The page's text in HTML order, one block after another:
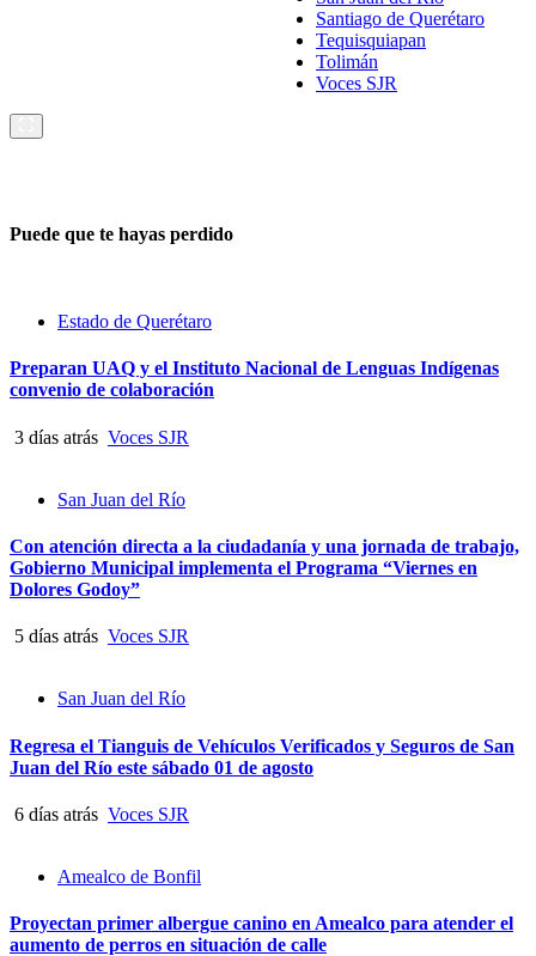
Santiago de Querétaro
Tequisquiapan
Tolimán
Voces SJR
Puede que te hayas perdido
Estado de Querétaro
Preparan UAQ y el Instituto Nacional de Lenguas Indígenas
convenio de colaboración
3 días atrás Voces SJR
San Juan del Río
Con atención directa a la ciudadanía y una jornada de trabajo,
Gobierno Municipal implementa el Programa “Viernes en
Dolores Godoy”
5 días atrás Voces SJR
San Juan del Río
Regresa el Tianguis de Vehículos Verificados y Seguros de San
Juan del Río este sábado 01 de agosto
6 días atrás Voces SJR
Amealco de Bonfil
Proyectan primer albergue canino en Amealco para atender el
aumento de perros en situación de calle